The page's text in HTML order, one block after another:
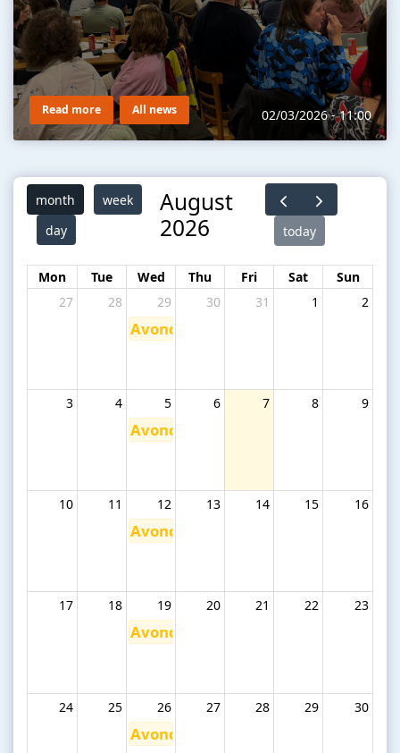
Read more All news 02/03/2026 - 11:00
month
week
day
August
2026
today
Mon Tue Wed Thu Fri Sat
Sun
27
28 29
Avondfietstochten op woensdag
30 31 1 2
3 4 5
Avondfietstochten op woensdag
6 7 8 9
10 11 12
Avondfietstochten op woensdag
13 14 15 16
17 18 19
Avondfietstochten op woensdag
20 21 22 23
24 25 26
Avondfietstochten op woensdag
27 28 29 30